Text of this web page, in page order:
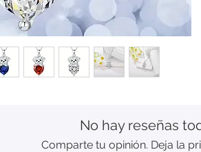
No hay reseñas
Comparte tu opinión. Deja la